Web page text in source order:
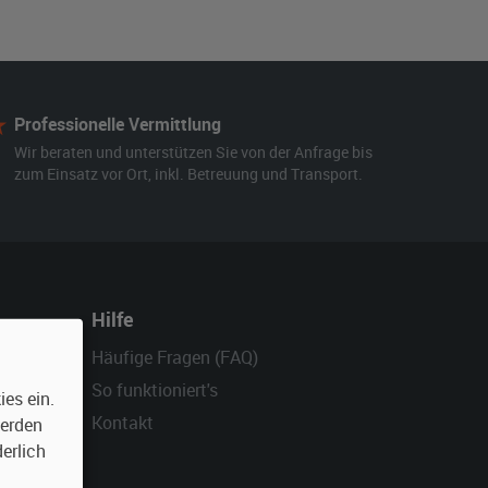
Professionelle Vermittlung
Wir beraten und unterstützen Sie von der Anfrage bis
zum Einsatz vor Ort, inkl. Betreuung und Transport.
Hilfe
Häufige Fragen (FAQ)
So funktioniert's
Kontakt
ein.